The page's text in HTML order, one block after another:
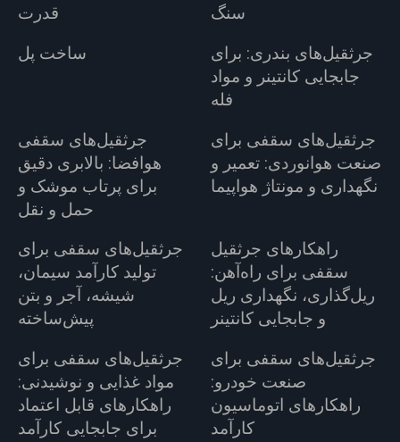
قدرت
سنگ
ساخت پل
جرثقیل‌های بندری: برای
جابجایی کانتینر و مواد
فله
جرثقیل‌های سقفی
هوافضا: بالابری دقیق
برای پرتاب موشک و
حمل و نقل
جرثقیل‌های سقفی برای
صنعت هوانوردی: تعمیر و
نگهداری و مونتاژ هواپیما
جرثقیل‌های سقفی برای
تولید کارآمد سیمان،
شیشه، آجر و بتن
پیش‌ساخته
راهکارهای جرثقیل
سقفی برای راه‌آهن:
ریل‌گذاری، نگهداری ریل
و جابجایی کانتینر
جرثقیل‌های سقفی برای
مواد غذایی و نوشیدنی:
راهکارهای قابل اعتماد
برای جابجایی کارآمد
جرثقیل‌های سقفی برای
صنعت خودرو:
راهکارهای اتوماسیون
کارآمد